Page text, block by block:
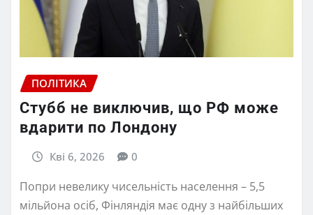
ПОЛІТИКА
Стубб не виключив, що РФ може
вдарити по Лондону
Кві 6, 2026 0
Попри невелику чисельність населення – 5,5
мільйона осіб, Фінляндія має одну з найбільших